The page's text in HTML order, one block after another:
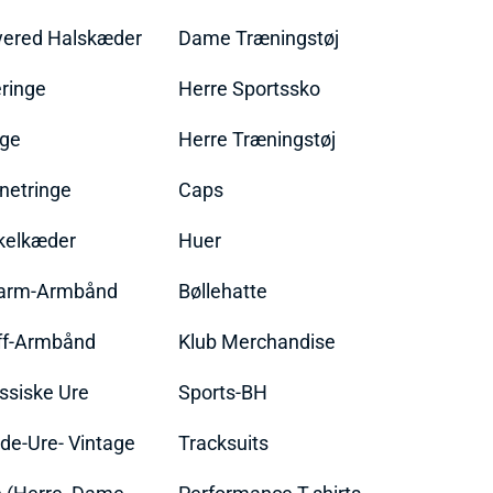
Halskæder
Armbånd
Armbånd
Ure
Ure- Vintage
Dame Træningstøj
Herre Sportssko
Herre Træningstøj
Caps
Huer
Bøllehatte
Klub Merchandise
Sports-BH
Tracksuits